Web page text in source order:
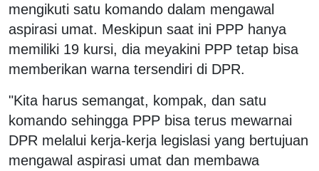
mengikuti satu komando dalam mengawal
aspirasi umat. Meskipun saat ini PPP hanya
memiliki 19 kursi, dia meyakini PPP tetap bisa
memberikan warna tersendiri di DPR.
"Kita harus semangat, kompak, dan satu
komando sehingga PPP bisa terus mewarnai
DPR melalui kerja-kerja legislasi yang bertujuan
mengawal aspirasi umat dan membawa